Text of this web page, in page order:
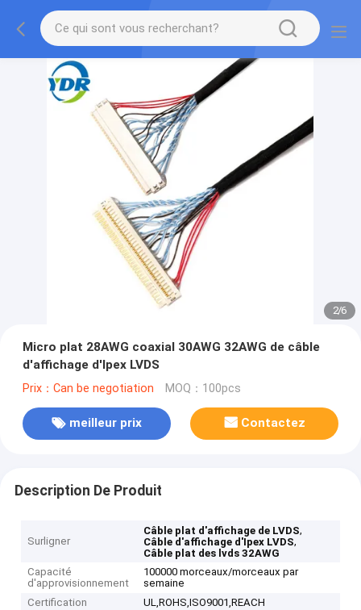
2/6
Micro plat 28AWG coaxial 30AWG 32AWG de câble
d'affichage d'Ipex LVDS
Prix：Can be negotiation MOQ：100pcs
meilleur prix Contactez
Description De Produit
Surligner
Câble plat d'affichage de LVDS,
Câble d'affichage d'Ipex LVDS,
Câble plat des lvds 32AWG
Capacité
d'approvisionnement
100000 morceaux/morceaux par
semaine
Certification
UL,ROHS,ISO9001,REACH